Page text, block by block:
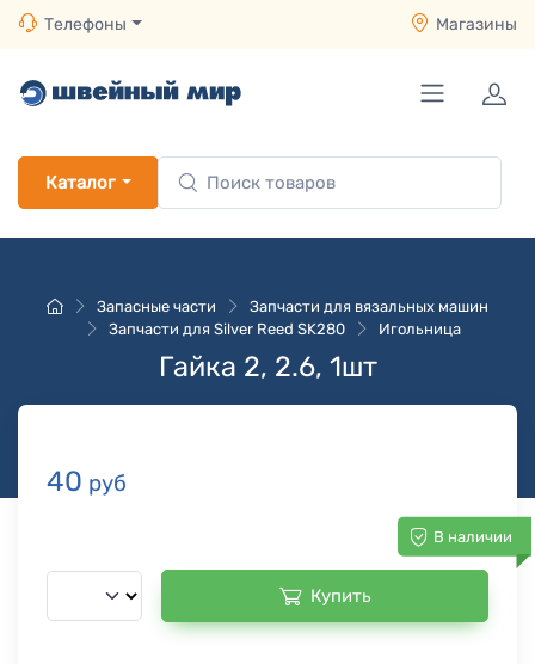
Телефоны Магазины
Каталог
Запасные части
Запчасти для вязальных машин
Запчасти для Silver Reed SK280
Игольница
Гайка 2, 2.6, 1шт
40 руб
В наличии
Купить